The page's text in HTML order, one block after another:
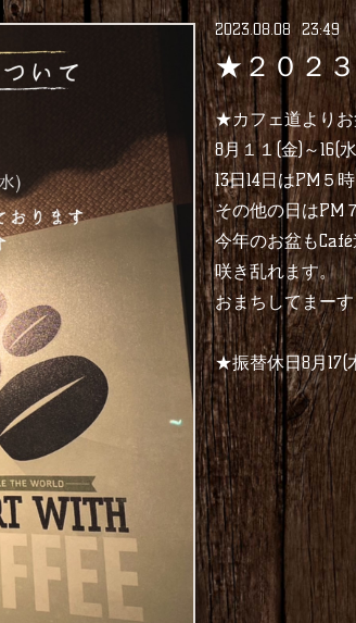
2023.08.08 23:49
★２０２３
★カフェ道よりお
8月１１(金)～16(
13日14日はPM５
その他の日はPM
今年のお盆も
咲き乱れます。
おまちしてまーす
★振替休日8月17(